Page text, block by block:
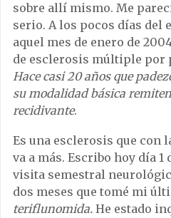
sobre allí mismo. Me
serio. A los pocos días del
aquel mes de enero de
de esclerosis múltiple por
Hace casi 20 años que
su modalidad básica
recidivante.
Es una esclerosis que con
va a más. Escribo hoy día
visita semestral
dos meses que tomé mi
teriflunomida. He estado